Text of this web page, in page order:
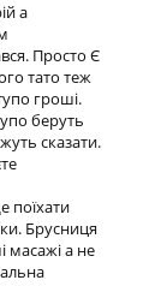
а
Просто Є
тато теж
гроші.
беруть
сказати.
поїхати
Брусниця
масажі а не